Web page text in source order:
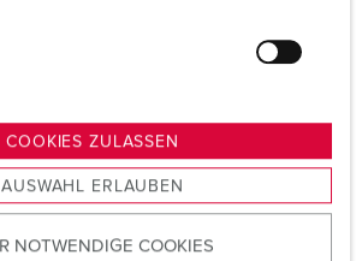
COOKIES ZULASSEN
AUSWAHL ERLAUBEN
NOTWENDIGE COOKIES